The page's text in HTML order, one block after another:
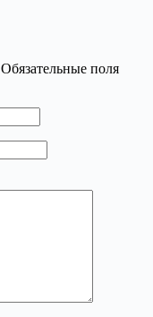
Обязательные поля